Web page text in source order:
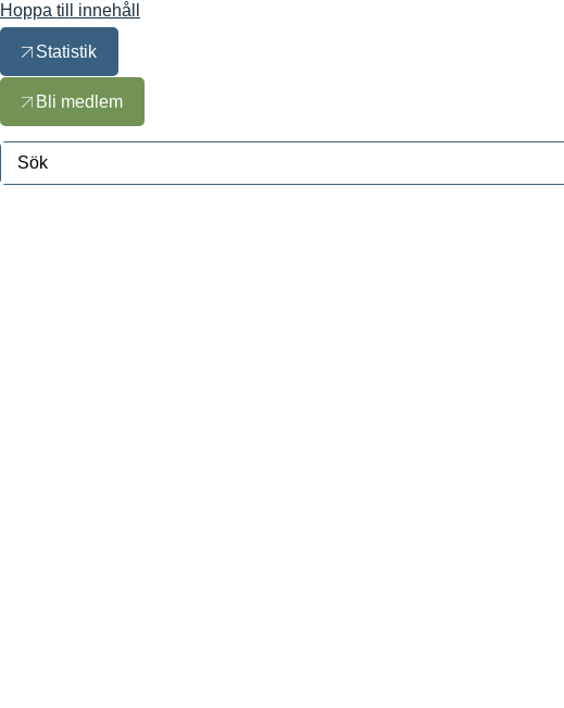
Hoppa till innehåll
Statistik
Bli medlem
Search